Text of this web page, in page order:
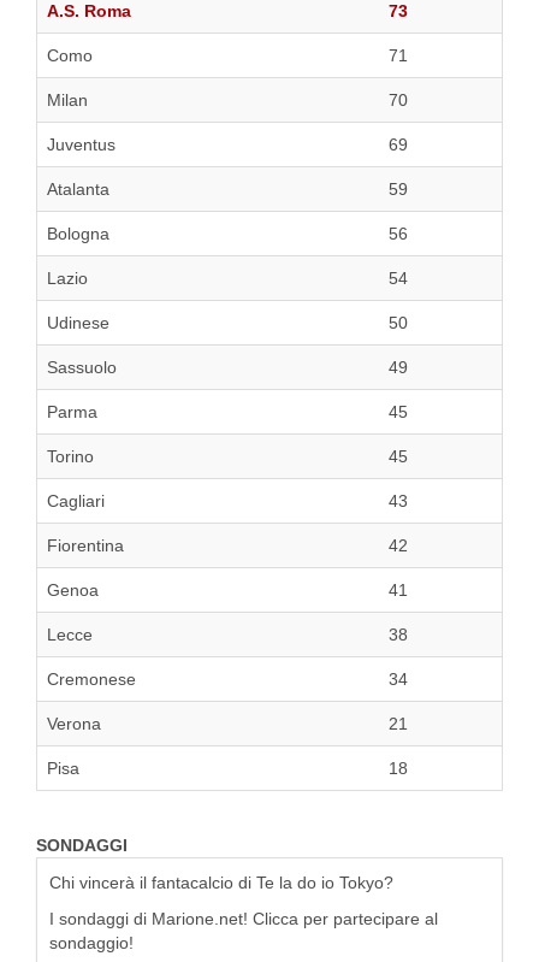
A.S. Roma 73
Como 71
Milan 70
Juventus 69
Atalanta 59
Bologna 56
Lazio 54
Udinese 50
Sassuolo 49
Parma 45
Torino 45
Cagliari 43
Fiorentina 42
Genoa 41
Lecce 38
Cremonese 34
Verona 21
Pisa 18
SONDAGGI
Chi vincerà il fantacalcio di Te la do io Tokyo?
I sondaggi di Marione.net! Clicca per partecipare al
sondaggio!